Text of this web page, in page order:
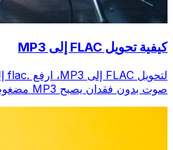
كيفية تحويل FLAC إلى MP3
صوت بدون فقدان يصبح MP3 مضغوط، مجاناً.